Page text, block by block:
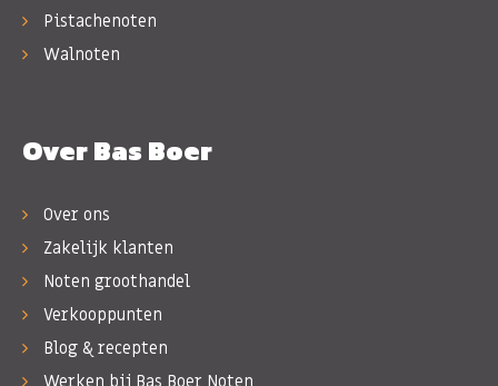
Pistachenoten
Walnoten
Over Bas Boer
Over ons
Zakelijk klanten
Noten groothandel
Verkooppunten
Blog & recepten
Werken bij Bas Boer Noten